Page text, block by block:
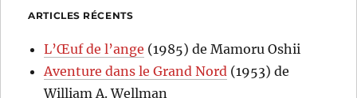
ARTICLES RÉCENTS
L’Œuf de l’ange (1985) de Mamoru Oshii
Aventure dans le Grand Nord (1953) de
William A. Wellman